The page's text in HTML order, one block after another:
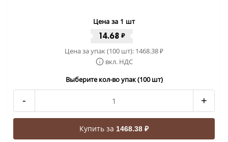
Цена за 1 шт
14.68 ₽
Цена за упак (100 шт): 1468.38₽
вкл. НДС
Выберите кол-во упак (100 шт)
- +
Купить за 1468.38 ₽